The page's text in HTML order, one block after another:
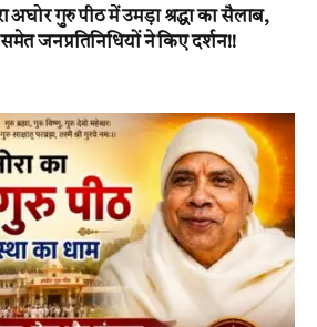
अघोर गुरु पीठ में उमड़ा श्रद्धा का सैलाब,
जनप्रतिनिधियों ने किए दर्शन!!